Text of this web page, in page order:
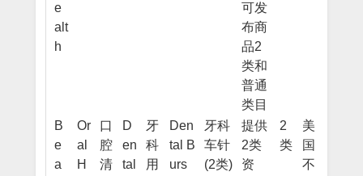
e
alt
h
可发
布商
品2
类和
普通
类目
B
e
a
Or
al
H
口
腔
清
D
en
tal
牙
科
用
Den
tal B
urs
牙科
车针
(2类)
提供
2类
资
2
类
美
国
不